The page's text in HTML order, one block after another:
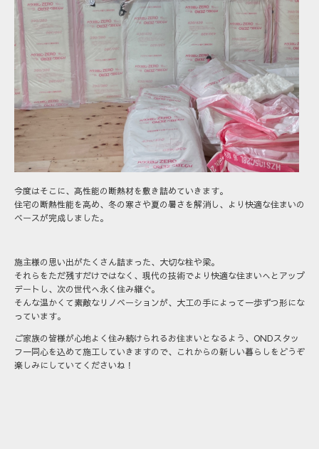
今度はそこに、高性能の断熱材を敷き詰めていきます。
住宅の断熱性能を高め、冬の寒さや夏の暑さを解消し、より快適な住まいの
ベースが完成しました。
施主様の思い出がたくさん詰まった、大切な柱や梁。
それらをただ残すだけではなく、現代の技術でより快適な住まいへとアップ
デートし、次の世代へ永く住み継ぐ。
そんな温かくて素敵なリノベーションが、大工の手によって一歩ずつ形にな
っています。
ご家族の皆様が心地よく住み続けられるお住まいとなるよう、ONDスタッ
フ一同心を込めて施工していきますので、これからの新しい暮らしをどうぞ
楽しみにしていてくださいね！